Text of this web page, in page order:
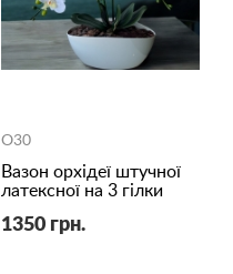
O30
Вазон орхідеї штучної
латексної на 3 гілки
1350 грн.